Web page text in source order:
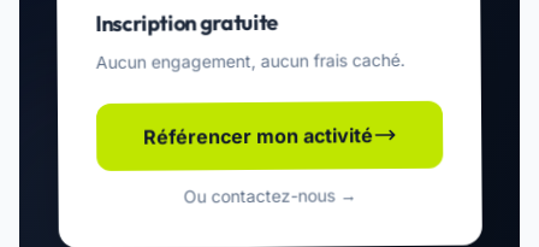
Inscription gratuite
Aucun engagement, aucun frais caché.
Référencer mon activité
Ou contactez-nous →